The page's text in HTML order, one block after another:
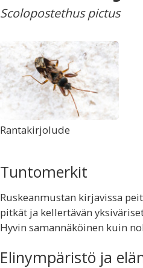
Scolopostethus pictus
Rantakirjolude
Tuntomerkit
Ruskeanmustan kirjavissa
pitkät ja kellertävän
Hyvin samannäköinen kuin
Elinympäristö ja